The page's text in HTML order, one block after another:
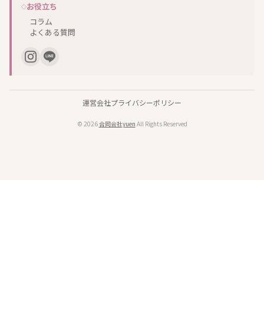
お役立ち
コラム
よくある質問
運営会社プライバシーポリシー
© 2026合同会社yuen All Rights Reserved